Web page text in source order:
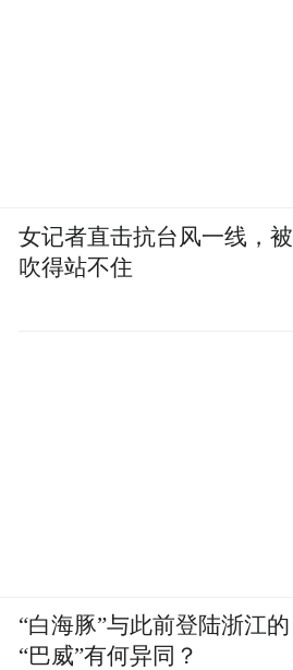
女记者直击抗台风一线，被
吹得站不住
“白海豚”与此前登陆浙江的
“巴威”有何异同？